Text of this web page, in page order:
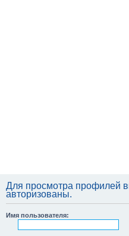
Для просмотра профилей
авторизованы.
Имя пользователя: